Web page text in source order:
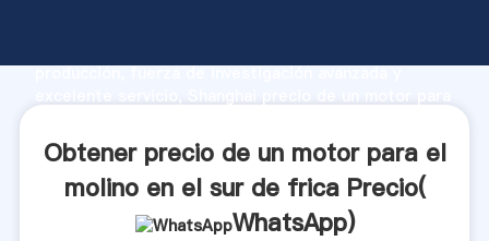
producción, fuerza de investigación avanzada y
aporta valores a todos los clientes.
Obtener precio de un motor para el
molino en el sur de frica Precio(
WhatsApp)